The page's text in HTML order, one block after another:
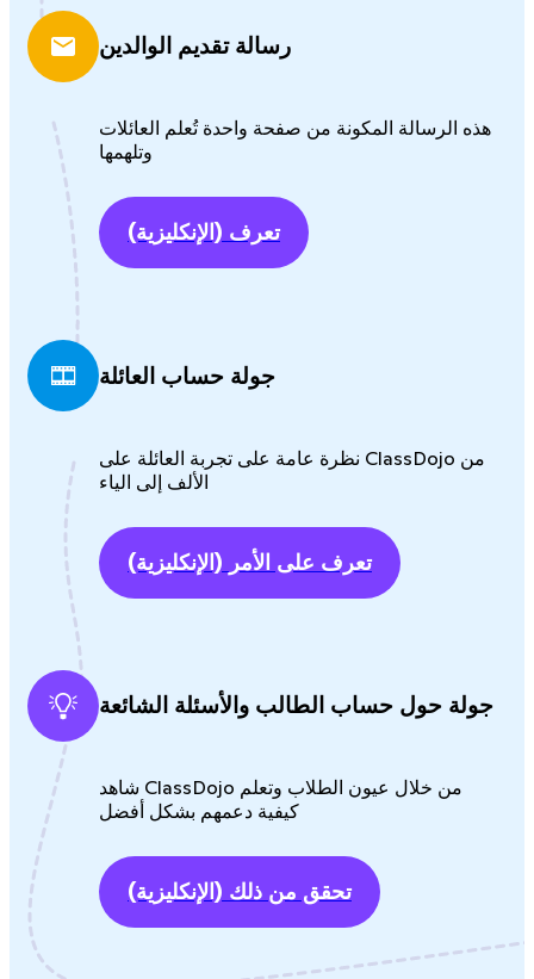
رسالة تقديم الوالدين
هذه الرسالة المكونة من صفحة واحدة تُعلم العائلات
وتلهمها
تعرف (الإنكليزية)
جولة حساب العائلة
نظرة عامة على تجربة العائلة على ClassDojo من
الألف إلى الياء
تعرف على الأمر (الإنكليزية)
جولة حول حساب الطالب والأسئلة الشائعة
شاهد ClassDojo من خلال عيون الطلاب وتعلم
كيفية دعمهم بشكل أفضل
تحقق من ذلك (الإنكليزية)